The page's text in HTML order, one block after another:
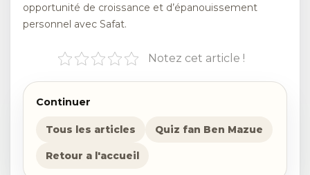
opportunité de croissance et d’épanouissement
personnel avec Safat.
Notez cet article !
Continuer
Tous les articles Quiz fan Ben Mazue
Retour a l'accueil